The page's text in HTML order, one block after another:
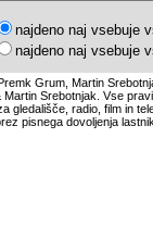
najdeno naj vsebuje
najdeno naj vsebuje
Grum, Martin
Srebotnjak. Vse
gledališče, radio, film in
pisnega dovoljenja